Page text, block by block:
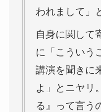
われまして」
自身に関して
に「こういう
講演を聞きに
よ」とニヤリ
る』って言う